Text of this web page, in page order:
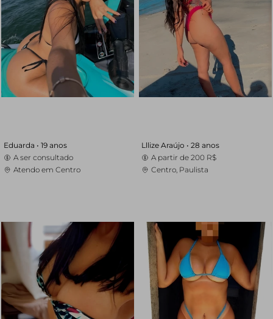
Eduarda • 19 anos
A ser consultado
Atendo em Centro
Lllize Araújo • 28 anos
A partir de 200 R$
Centro, Paulista